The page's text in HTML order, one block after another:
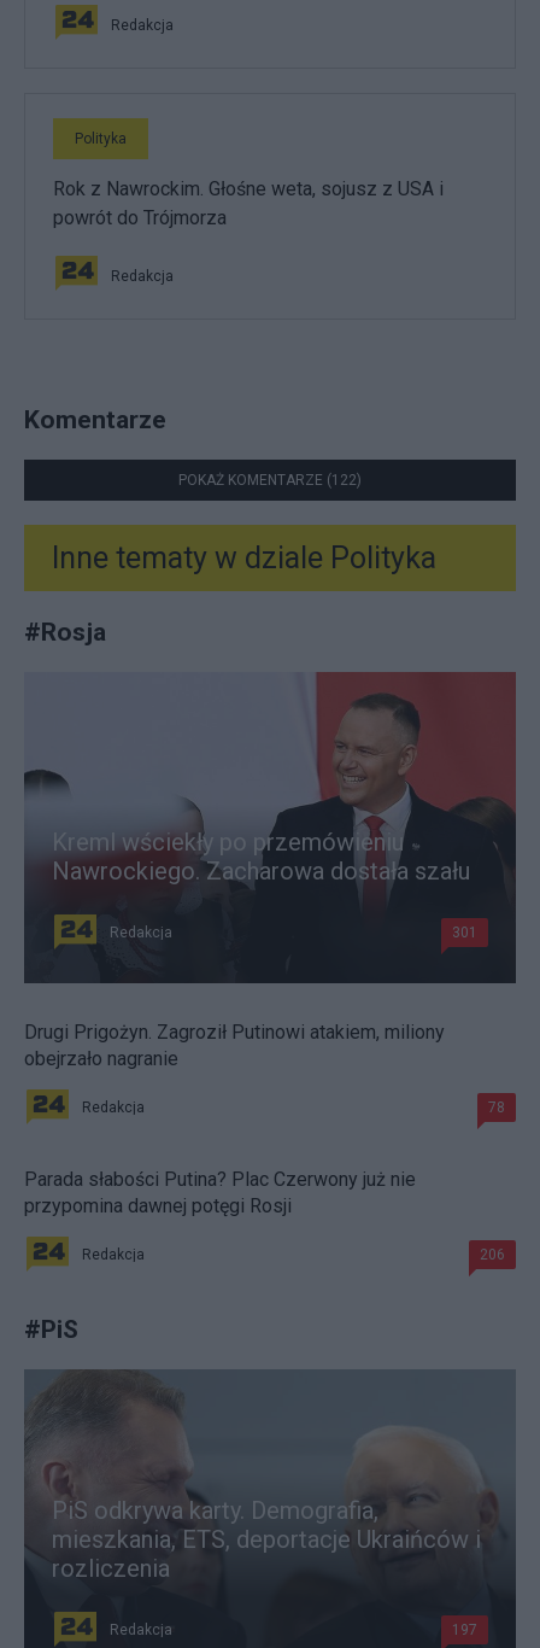
Redakcja
Polityka
Rok z Nawrockim. Głośne weta, sojusz z USA i
powrót do Trójmorza
Redakcja
Komentarze
POKAŻ KOMENTARZE (122)
Inne tematy w dziale Polityka
#Rosja
Kreml wściekły po przemówieniu
Nawrockiego. Zacharowa dostała szału
Redakcja 301
Drugi Prigożyn. Zagroził Putinowi atakiem, miliony
obejrzało nagranie
Redakcja 78
Parada słabości Putina? Plac Czerwony już nie
przypomina dawnej potęgi Rosji
Redakcja 206
#PiS
PiS odkrywa karty. Demografia,
mieszkania, ETS, deportacje Ukraińców i
rozliczenia
Redakcja 197